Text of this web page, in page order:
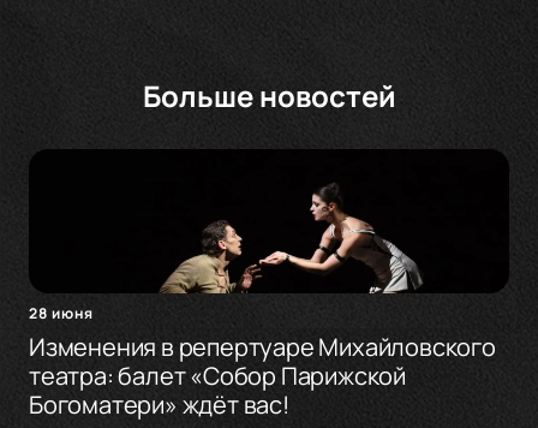
Больше новостей
28 июня
Изменения в репертуаре Михайловского
театра: балет «Собор Парижской
Богоматери» ждёт вас!